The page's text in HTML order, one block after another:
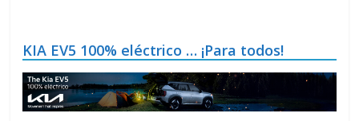
KIA EV5 100% eléctrico … ¡Para todos!